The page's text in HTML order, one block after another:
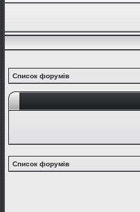
Список форумів
Список форумів